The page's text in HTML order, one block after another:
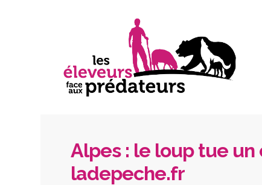
Alpes : le loup tue
ladepeche.fr